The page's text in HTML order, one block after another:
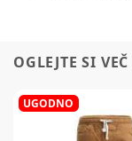
OGLEJTE SI
UGODNO